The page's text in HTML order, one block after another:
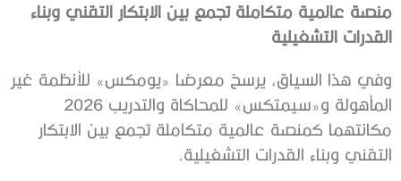
منصة عالمية متكاملة تجمع بين الابتكار التقني وبناء
القدرات التشغيلية
وفي هذا السياق، يرسخ معرضا «يومكس» للأنظمة غير
المأهولة و«سيمتكس» للمحاكاة والتدريب 2026
مكانتهما كمنصة عالمية متكاملة تجمع بين الابتكار
التقني وبناء القدرات التشغيلية.